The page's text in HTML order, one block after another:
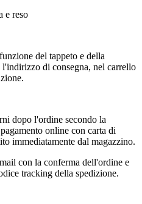
e reso
del tappeto e della
di consegna, nel carrello
dopo l'ordine secondo la
online con carta di
immediatamente dal magazzino.
con la conferma dell'ordine e
tracking della spedizione.